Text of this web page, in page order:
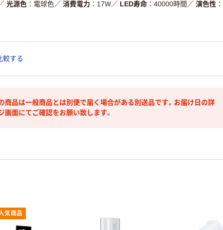
光源色 電球色 ／ 消費電力 17W／ LED寿命 40000時間 ／ 演色性
較する
商品は一般商品とは別便で届く場合がある別送品です。お届け日の詳
画面にてご確認をお願い致します。
気商品